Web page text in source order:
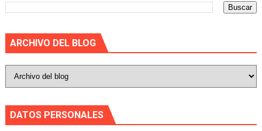
ARCHIVO DEL BLOG
DATOS PERSONALES